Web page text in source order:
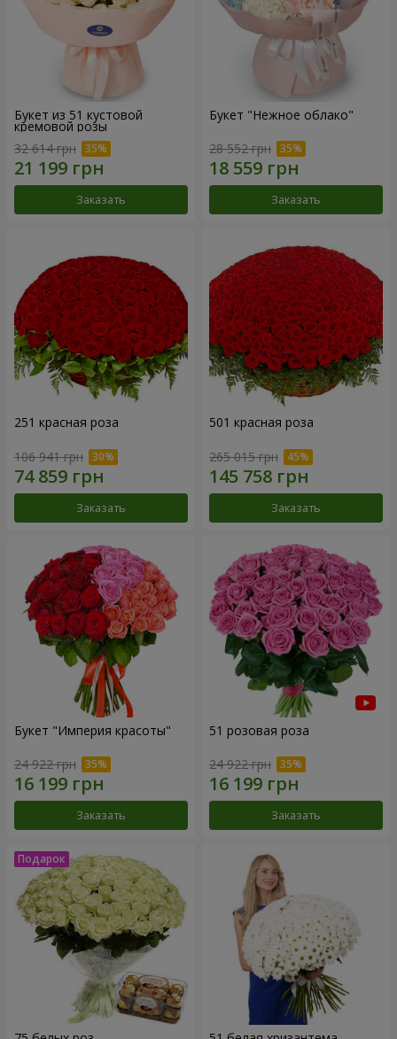
Букет из 51 кустовой
кремовой розы
32 614 грн
Заказать
Букет "Нежное облако"
28 552 грн
Заказать
251 красная роза
106 941 грн
Заказать
501 красная роза
265 015 грн
Заказать
Букет "Империя красоты"
24 922 грн
Заказать
51 розовая роза
24 922 грн
Заказать